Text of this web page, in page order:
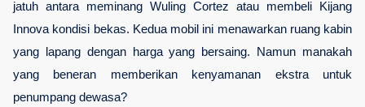
jatuh antara meminang Wuling Cortez atau membeli Kijang
Innova kondisi bekas. Kedua mobil ini menawarkan ruang kabin
yang lapang dengan harga yang bersaing. Namun manakah
yang beneran memberikan kenyamanan ekstra untuk
penumpang dewasa?